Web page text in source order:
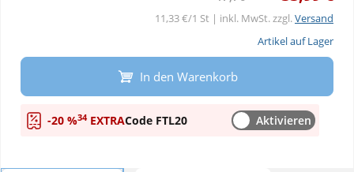
11,33 €/1 St | inkl. MwSt. zzgl.Versand
Artikel auf Lager
In den Warenkorb
-20 %34EXTRACode FTL20 Aktivieren